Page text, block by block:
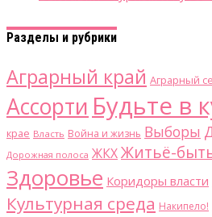
Разделы и рубрики
Аграрный край Аграрный
Ассорти Будьте в
крае Власть Война и жизнь Выборы
Дорожная полоса ЖКХЖитьё-
Здоровье Коридоры власти
Культурная среда Накипело!